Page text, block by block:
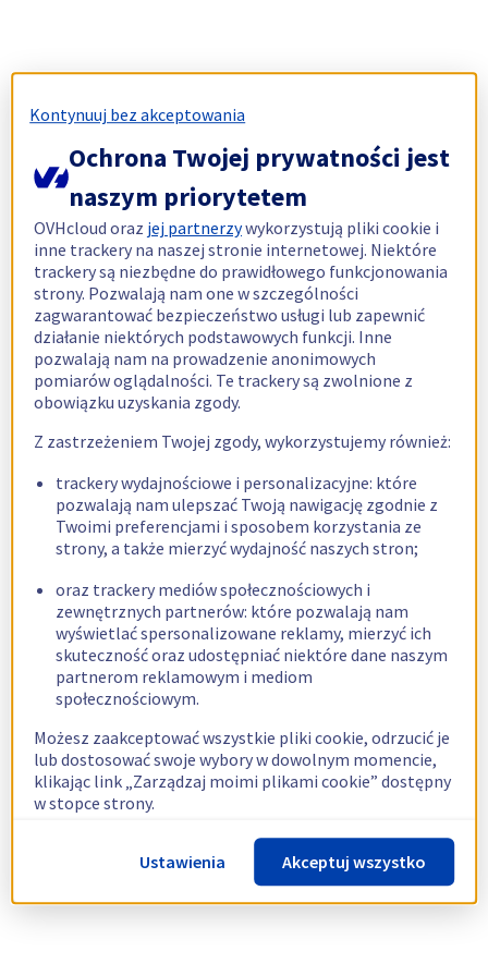
Kontynuuj bez akceptowania
Ochrona Twojej prywatności jest
naszym priorytetem
OVHcloud oraz jej partnerzywykorzystują pliki cookie i
inne trackery na naszej stronie internetowej. Niektóre
trackery są niezbędne do prawidłowego funkcjonowania
strony. Pozwalają nam one w szczególności
zagwarantować bezpieczeństwo usługi lub zapewnić
działanie niektórych podstawowych funkcji. Inne
pozwalają nam na prowadzenie anonimowych
pomiarów oglądalności. Te trackery są zwolnione z
obowiązku uzyskania zgody.
Z zastrzeżeniem Twojej zgody, wykorzystujemy również:
trackery wydajnościowe i personalizacyjne: które
pozwalają nam ulepszać Twoją nawigację zgodnie z
Twoimi preferencjami i sposobem korzystania ze
strony, a także mierzyć wydajność naszych stron;
oraz trackery mediów społecznościowych i
zewnętrznych partnerów: które pozwalają nam
wyświetlać spersonalizowane reklamy, mierzyć ich
skuteczność oraz udostępniać niektóre dane naszym
partnerom reklamowym i mediom
społecznościowym.
Możesz zaakceptować wszystkie pliki cookie, odrzucić je
lub dostosować swoje wybory w dowolnym momencie,
klikając link „Zarządzaj moimi plikami cookie” dostępny
w stopce strony.
Więcej informacji znajdziesz w naszejpolityce
dotyczącej wykorzystywania plików cookie.
Ustawienia Akceptuj wszystko